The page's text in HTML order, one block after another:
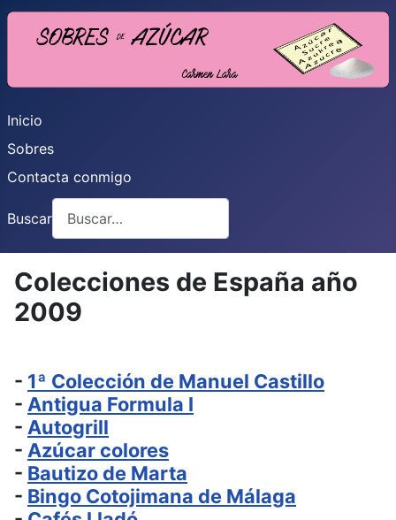
Inicio
Sobres
Contacta conmigo
Buscar
Colecciones de España año
2009
- 1ª Colección de Manuel Castillo
- Antigua Formula I
- Autogrill
- Azúcar colores
- Bautizo de Marta
- Bingo Cotojimana de Málaga